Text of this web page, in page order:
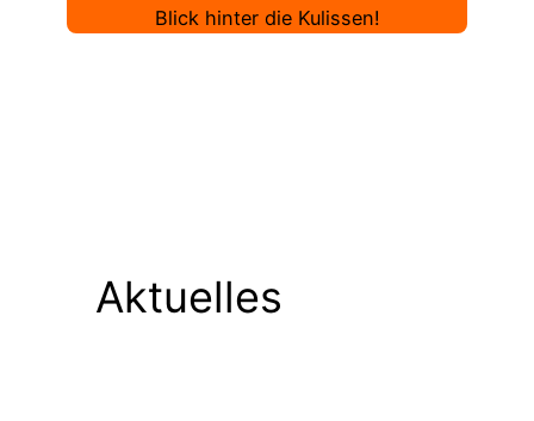
Blick hinter die Kulissen!
Aktuelles